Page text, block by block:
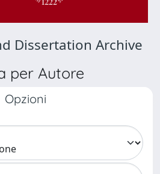
Dissertation Archive
per Autore
Opzioni